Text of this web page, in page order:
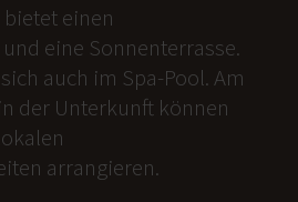
einen
eine Sonnenterrasse.
auch im Spa-Pool. Am
der Unterkunft können
arrangieren.